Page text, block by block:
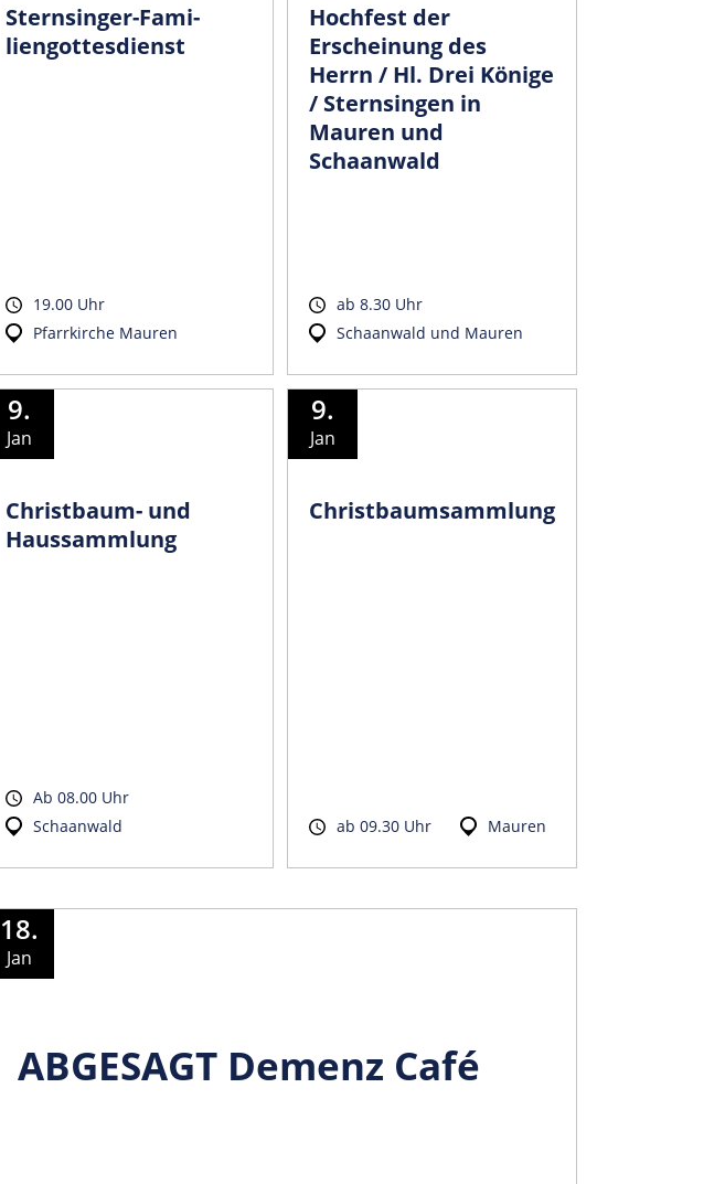
Sternsinger-Fami­
liengottesdienst
19.00 Uhr
Pfarrkirche Mauren
Hochfest der
Erscheinung des
Herrn / Hl. Drei Könige
/ Sternsingen in
Mauren und
Schaanwald
ab 8.30 Uhr
Schaanwald und Mauren
9.
Jan
Christbaum- und
Haussammlung
Ab 08.00 Uhr
Schaanwald
9.
Jan
Christbaumsammlung
ab 09.30 Uhr Mauren
18.
Jan
ABGESAGT Demenz Café